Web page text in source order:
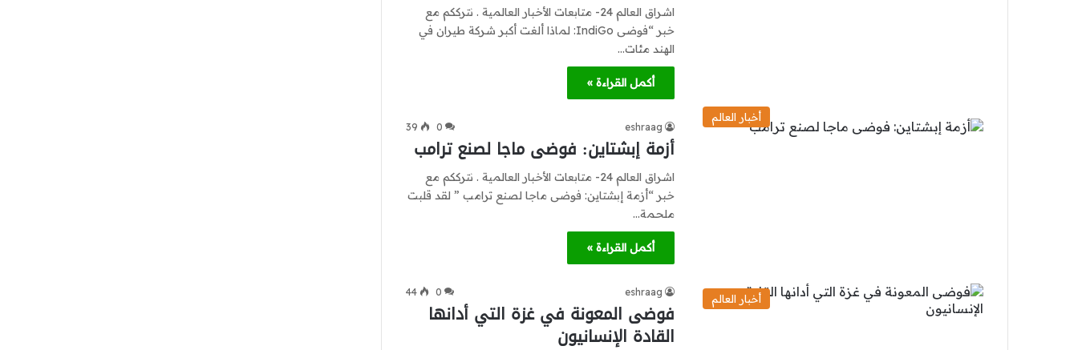
اشراق العالم 24- متابعات الأخبار العالمية . نترككم مع
خبر “فوضى IndiGo: لماذا ألغت أكبر شركة طيران في
الهند مئات…
أكمل القراءة »
أخبار العالم
eshraag
0
39
أزمة إبشتاين: فوضى ماجا لصنع ترامب
اشراق العالم 24- متابعات الأخبار العالمية . نترككم مع
خبر “أزمة إبشتاين: فوضى ماجا لصنع ترامب ” لقد قلبت
ملحمة…
أكمل القراءة »
أخبار العالم
eshraag
0
44
فوضى المعونة في غزة التي أدانها
القادة الإنسانيون